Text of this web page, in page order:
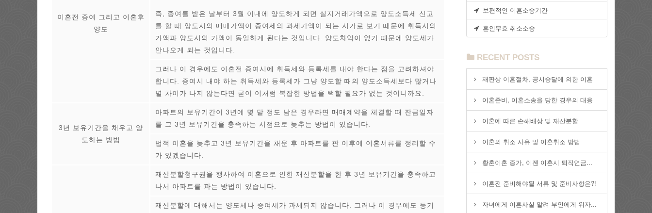
이혼전 증여 그리고 이혼후
양도
즉, 증여를 받은 날부터 3월 이내에 양도하게 되면 실지거래가액으로 양도소득세 신고
를 할 때 양도시의 매매가액이 증여세의 과세가액이 되는 시가로 보기 때문에 취득시의
가액과 양도시의 가액이 동일하게 된다는 것입니다. 양도차익이 없기 때문에 양도세가
안나오게 되는 것입니다.
그러나 이 경우에도 이혼전 증여시에 취득세와 등록세를 내야 한다는 점을 고려하셔야
합니다. 증여시 내야 하는 취득세와 등록세가 그냥 양도할 때의 양도소득세보다 많거나
별 차이가 나지 않는다면 굳이 이처럼 복잡한 방법을 택할 필요가 없는 것이니까요.
3년 보유기간을 채우고 양
도하는 방법
아파트의 보유기간이 3년에 몇 달 정도 남은 경우라면 매매계약을 체결할 때 잔금일자
를 그 3년 보유기간을 충족하는 시점으로 늦추는 방법이 있습니다.
법적 이혼을 늦추고 3년 보유기간을 채운 후 아파트를 판 이후에 이혼서류를 정리할 수
가 있겠습니다.
재산분할청구권을 행사하여 이혼으로 인한 재산분할을 한 후 3년 보유기간을 충족하고
나서 아파트를 파는 방법이 있습니다.
재산분할에 대해서는 양도세나 증여세가 과세되지 않습니다. 그러나 이 경우에도 등기
보편적인 이혼소송기간
혼인무효 취소소송
RECENT POSTS
재판상 이혼절차, 공시송달에 의한 이혼
이혼준비, 이혼소송을 당한 경우의 대응
이혼에 따른 손해배상 및 재산분할
이혼의 취소 사유 및 이혼취소 방법
황혼이혼 증가, 이젠 이혼시 퇴직연금...
이혼전 준비해야될 서류 및 준비사항은?!
자녀에게 이혼사실 알려 부인에게 위자...